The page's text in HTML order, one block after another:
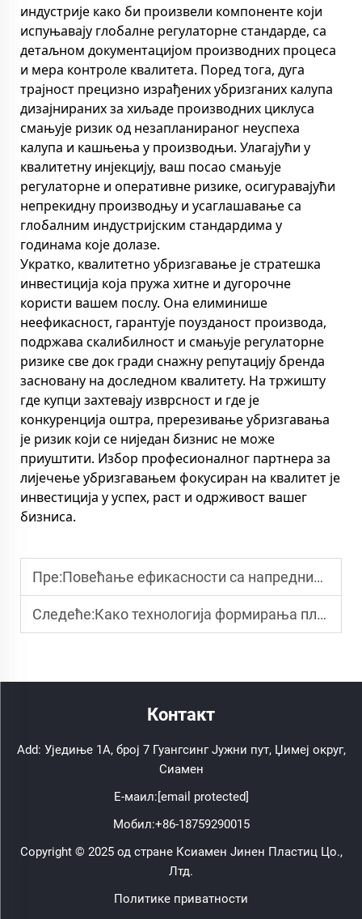
индустрије како би произвели компоненте који
испуњавају глобалне регулаторне стандарде, са
детаљном документацијом производних процеса
и мера контроле квалитета. Поред тога, дуга
трајност прецизно израђених убризганих калупа
дизајнираних за хиљаде производних циклуса
смањује ризик од незапланираног неуспеха
калупа и кашњења у производњи. Улагајући у
квалитетну инјекцију, ваш посао смањује
регулаторне и оперативне ризике, осигуравајући
непрекидну производњу и усаглашавање са
глобалним индустријским стандардима у
годинама које долазе.
Укратко, квалитетно убризгавање је стратешка
инвестиција која пружа хитне и дугорочне
користи вашем послу. Она елиминише
неефикасност, гарантује поузданост производа,
подржава скалибилност и смањује регулаторне
ризике све док гради снажну репутацију бренда
засновану на доследном квалитету. На тржишту
где купци захтевају изврсност и где је
конкуренција оштра, пререзивање убризгавања
је ризик који се ниједан бизнис не може
приуштити. Избор професионалног партнера за
лијечење убризгавањем фокусиран на квалитет је
инвестиција у успех, раст и одрживост вашег
бизниса.
Пре:Повећање ефикасности са напредним техникама калубовања пластике
Следеће:Како технологија формирања пластике трансформише индустрије
Контакт
Add: Уједиње 1А, број 7 Гуангсинг Јужни пут, Џимеј округ,
Сиамен
Е-маил:[email protected]
Мобил:+86-18759290015
Copyright © 2025 од стране Ксиамен Јинен Пластиц Цо.,
Лтд.
Политике приватности